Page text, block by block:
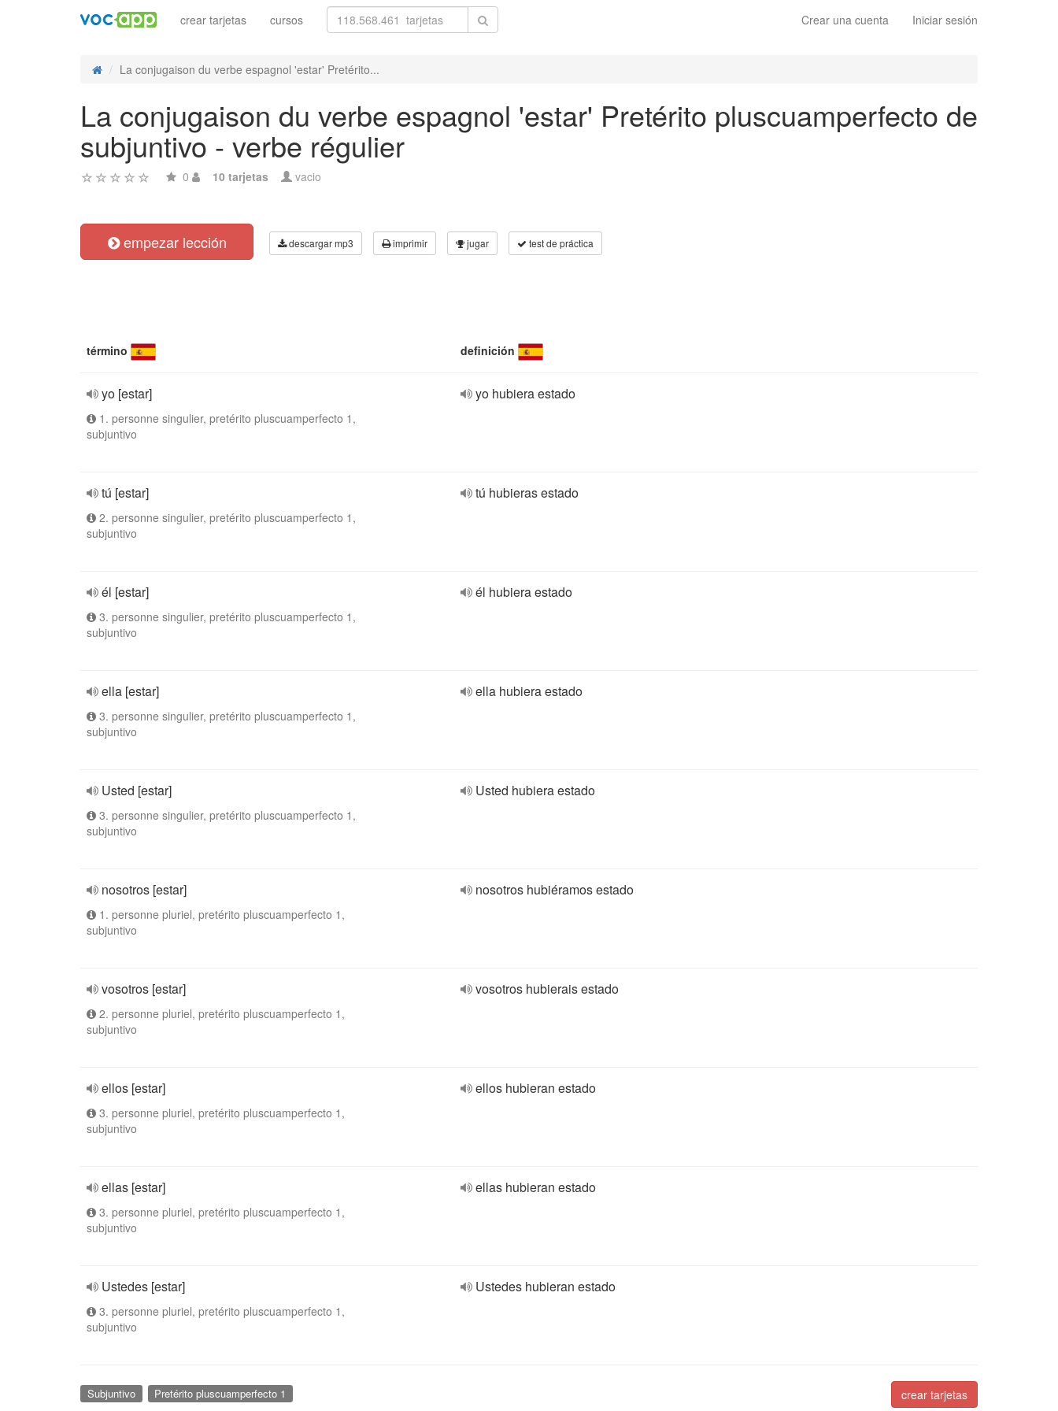
Crear una cuenta Iniciar sesión
crear tarjetas cursos
La conjugaison du verbe espagnol 'estar' Pretérito...
La conjugaison du verbe espagnol 'estar' Pretérito pluscuamperfecto de
subjuntivo - verbe régulier
0 10 tarjetas vacio
empezar lección descargar mp3 imprimir jugar test de práctica
término definición
yo [estar]
1. personne singulier, pretérito pluscuamperfecto 1,
subjuntivo
yo hubiera estado
tú [estar]
2. personne singulier, pretérito pluscuamperfecto 1,
subjuntivo
tú hubieras estado
él [estar]
3. personne singulier, pretérito pluscuamperfecto 1,
subjuntivo
él hubiera estado
ella [estar]
3. personne singulier, pretérito pluscuamperfecto 1,
subjuntivo
ella hubiera estado
Usted [estar]
3. personne singulier, pretérito pluscuamperfecto 1,
subjuntivo
Usted hubiera estado
nosotros [estar]
1. personne pluriel, pretérito pluscuamperfecto 1,
subjuntivo
nosotros hubiéramos estado
vosotros [estar]
2. personne pluriel, pretérito pluscuamperfecto 1,
subjuntivo
vosotros hubierais estado
ellos [estar]
3. personne pluriel, pretérito pluscuamperfecto 1,
subjuntivo
ellos hubieran estado
ellas [estar]
3. personne pluriel, pretérito pluscuamperfecto 1,
subjuntivo
ellas hubieran estado
Ustedes [estar]
3. personne pluriel, pretérito pluscuamperfecto 1,
subjuntivo
Ustedes hubieran estado
crear tarjetas
Subjuntivo Pretérito pluscuamperfecto 1